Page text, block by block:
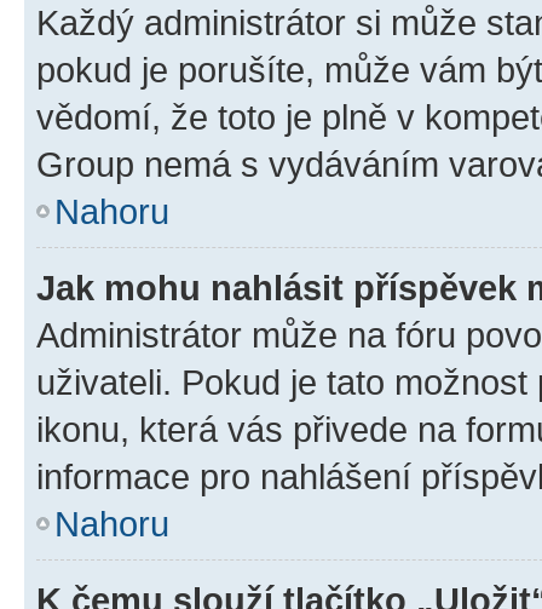
Každý administrátor si může
pokud je porušíte, může vám
vědomí, že toto je plně v
Group nemá s vydáváním
Nahoru
Jak mohu nahlásit příspěvek
Administrátor může na fóru
uživateli. Pokud je tato
ikonu, která vás přivede na
informace pro nahlášení
Nahoru
K čemu slouží tlačítko